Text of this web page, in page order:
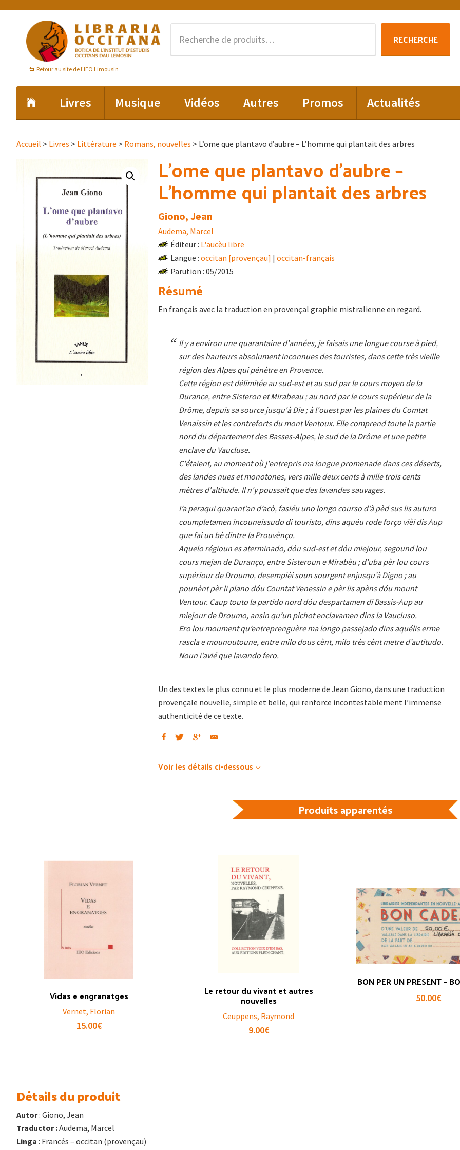
navigation
principale
contenu
principal
Retour au site de l'IEO Limousin
RECHERCHE
Livres Musique Vidéos Autres Promos Actualités
Accueil > Livres > Littérature > Romans, nouvelles > L’ome que plantavo d’aubre – L’homme qui plantait des arbres
L’ome que plantavo d’aubre –
L’homme qui plantait des arbres
Giono, Jean
Audema, Marcel
Éditeur : L'aucèu libre
Langue : occitan [provençau] | occitan-français
Parution : 05/2015
Résumé
En français avec la traduction en provençal graphie mistralienne en regard.
Il y a environ une quarantaine d'années, je faisais une longue course à pied,
sur des hauteurs absolument inconnues des touristes, dans cette très vieille
région des Alpes qui pénètre en Provence.
Cette région est délimitée au sud-est et au sud par le cours moyen de la
Durance, entre Sisteron et Mirabeau ; au nord par le cours supérieur de la
Drôme, depuis sa source jusqu'à Die ; à l'ouest par les plaines du Comtat
Venaissin et les contreforts du mont Ventoux. Elle comprend toute la partie
nord du département des Basses-Alpes, le sud de la Drôme et une petite
enclave du Vaucluse.
C'étaient, au moment où j'entrepris ma longue promenade dans ces déserts,
des landes nues et monotones, vers mille deux cents à mille trois cents
mètres d'altitude. Il n'y poussait que des lavandes sauvages.
I’a peraqui quarant’an d’acò, fasiéu uno longo courso d’à pèd sus lis auturo
coumpletamen incouneissudo di touristo, dins aquéu rode forço vièi dis Aup
que fai un bè dintre la Prouvènço.
Aquelo régioun es aterminado, dόu sud-est et dόu miejour, segound lou
cours mejan de Duranço, entre Sisteroun e Mirabèu ; d’uba pèr lou cours
supériour de Droumo, desempièi soun sourgent enjusqu’à Digno ; au
pounènt pèr li plano dóu Countat Venessin e pèr lis apèns dóu mount
Ventour. Caup touto la partido nord dóu despartamen di Bassis-Aup au
miejour de Droumo, ansin qu’un pichot enclavamen dins la Vaucluso.
Ero lou moument qu’entreprenguère ma longo passejado dins aquélis erme
rascla e mounoutoune, entre milo dous cènt, milo très cènt metre d’autitudo.
Noun i’avié que lavando fero.
Un des textes le plus connu et le plus moderne de Jean Giono, dans une traduction
provençale nouvelle, simple et belle, qui renforce incontestablement l’immense
authenticité de ce texte.
Voir les détails ci-dessous
Produits apparentés
Vidas e engranatges
Vernet, Florian
15.00€
Le retour du vivant et autres
nouvelles
Ceuppens, Raymond
9.00€
BON PER UN PRESENT –
50.00€
Détails du produit
Autor: Giono, Jean
Traductor :Audema, Marcel
Linga : Francés – occitan (provençau)